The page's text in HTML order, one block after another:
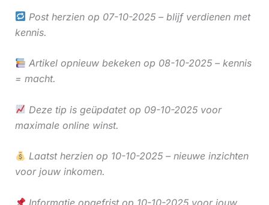
Post herzien op 07-10-2025 – blijf verdienen met
kennis.
Artikel opnieuw bekeken op 08-10-2025 – kennis
= macht.
Deze tip is geüpdatet op 09-10-2025 voor
maximale online winst.
Laatst herzien op 10-10-2025 – nieuwe inzichten
voor jouw inkomen.
Informatie opgefrist op 10-10-2025 voor jouw